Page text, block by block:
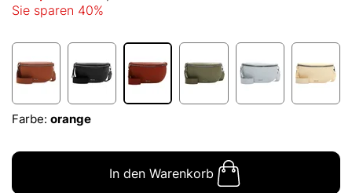
Sie sparen 40%
Farbe: orange
In den Warenkorb